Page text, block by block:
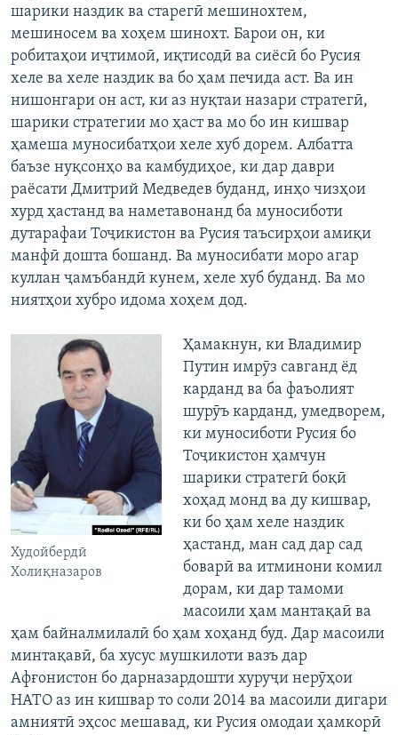
шарики наздик ва старегӣ мешинохтем,
мешиносем ва хоҳем шинохт. Барои он, ки
робитаҳои иҷтимоӣ, иқтисодӣ ва сиёсӣ бо Русия
хеле ва хеле наздик ва бо ҳам печида аст. Ва ин
нишонгари он аст, ки аз нуқтаи назари стратегӣ,
шарики стратегии мо ҳаст ва мо бо ин кишвар
ҳамеша муносибатҳои хеле хуб дорем. Албатта
баъзе нуқсонҳо ва камбудиҳое, ки дар даври
раёсати Дмитрий Медведев буданд, инҳо чизҳои
хурд ҳастанд ва наметавонанд ба муносиботи
дутарафаи Тоҷикистон ва Русия таъсирҳои амиқи
манфӣ дошта бошанд. Ва муносибати моро агар
куллан ҷамъбандӣ кунем, хеле хуб буданд. Ва мо
ниятҳои хубро идома хоҳем дод.
Худойбердӣ
Холиқназаров
Ҳамакнун, ки Владимир
Путин имрӯз савганд ёд
карданд ва ба фаъолият
шурӯъ карданд, умедворем,
ки муносиботи Русия бо
Тоҷикистон ҳамчун
шарики стратегӣ боқӣ
хоҳад монд ва ду кишвар,
ки бо ҳам хеле наздик
ҳастанд, ман сад дар сад
боварӣ ва итминони комил
дорам, ки дар тамоми
масоили ҳам мантақаӣ ва
ҳам байналмилалӣ бо ҳам хоҳанд буд. Дар масоили
минтақавӣ, ба хусус мушкилоти вазъ дар
Афғонистон бо дарназардошти хуруҷи нерӯҳои
НАТО аз ин кишвар то соли 2014 ва масоили дигари
амниятӣ эҳсос мешавад, ки Русия омодаи ҳамкорӣ